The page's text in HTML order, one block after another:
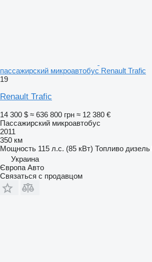
пассажирский микроавтобус Renault Trafic
19
Renault Trafic
14 300 $ ≈ 636 800 грн ≈ 12 380 €
Пассажирский микроавтобус
2011
350 км
Мощность 115 л.с. (85 кВт) Топливо дизель
Украина
Європа Авто
Связаться с продавцом